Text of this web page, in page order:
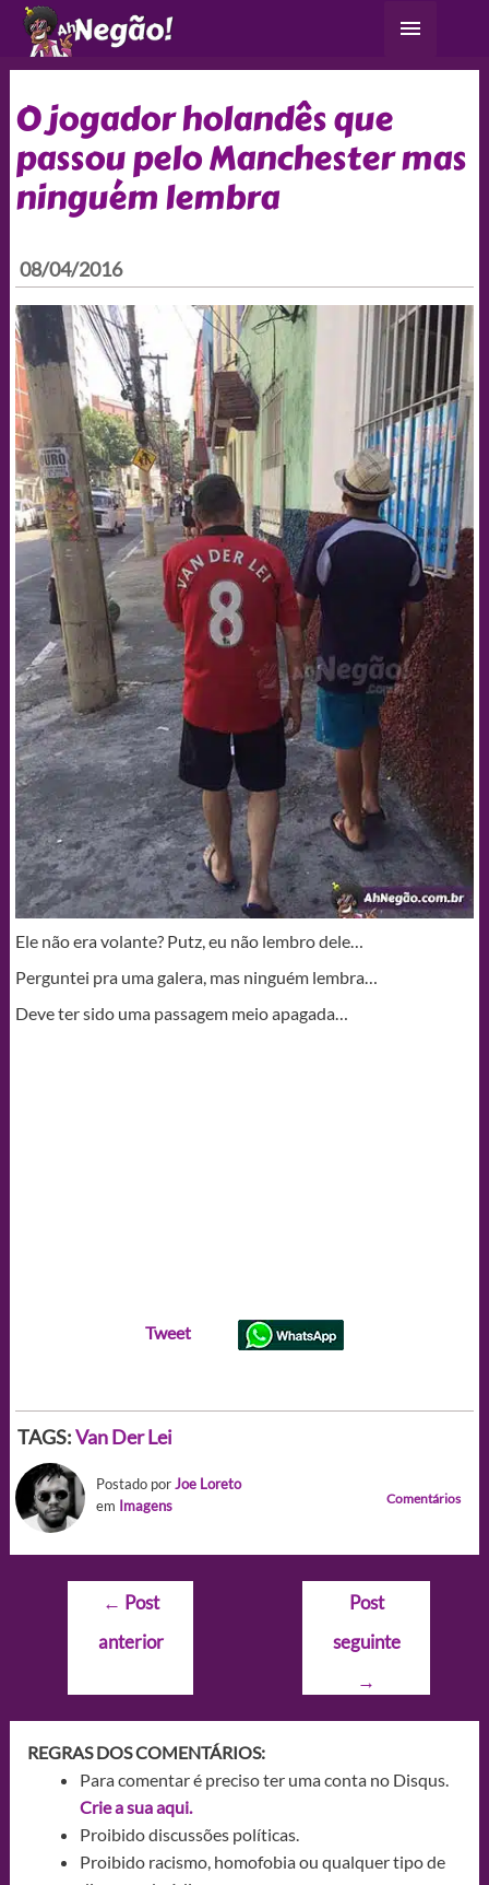
para
Menu
O jogador holandês que
passou pelo Manchester mas
ninguém lembra
08/04/2016
Ele não era volante? Putz, eu não lembro dele…
Perguntei pra uma galera, mas ninguém lembra…
Deve ter sido uma passagem meio apagada…
Tweet
TAGS:Van Der Lei
Postado porJoe Loreto
em Imagens Comentários
Navegação
Post
← Post
anterior
Post
seguinte
→
REGRAS DOS COMENTÁRIOS:
Para comentar é preciso ter uma conta no Disqus.
Crie a sua aqui.
Proibido discussões políticas.
Proibido racismo, homofobia ou qualquer tipo de